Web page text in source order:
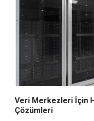
Veri Merkezleri İçin
Çözümleri